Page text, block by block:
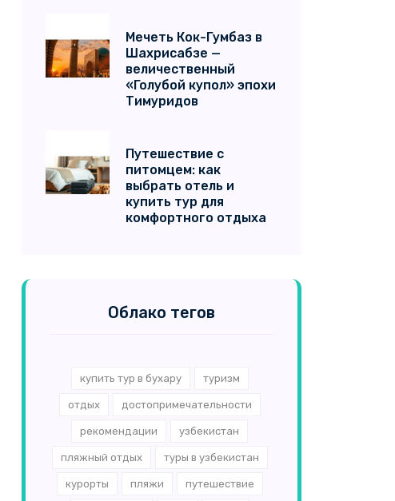
Мечеть Кок-Гумбаз в
Шахрисабзе —
величественный
«Голубой купол» эпохи
Тимуридов
Путешествие с
питомцем: как
выбрать отель и
купить тур для
комфортного отдыха
Облако тегов
купить тур в бухару туризм
отдых достопримечательности
рекомендации узбекистан
пляжный отдых туры в узбекистан
курорты пляжи путешествие